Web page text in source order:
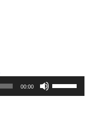
00:00
Use
Up/Down